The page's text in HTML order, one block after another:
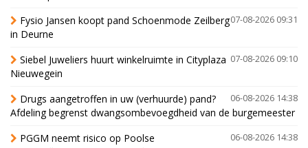
07-08-2026 09:31
Fysio Jansen koopt pand Schoenmode Zeilberg
in Deurne
07-08-2026 09:10
Siebel Juweliers huurt winkelruimte in Cityplaza
Nieuwegein
06-08-2026 14:38
Drugs aangetroffen in uw (verhuurde) pand?
Afdeling begrenst dwangsombevoegdheid van de burgemeester
06-08-2026 14:38
PGGM neemt risico op Poolse